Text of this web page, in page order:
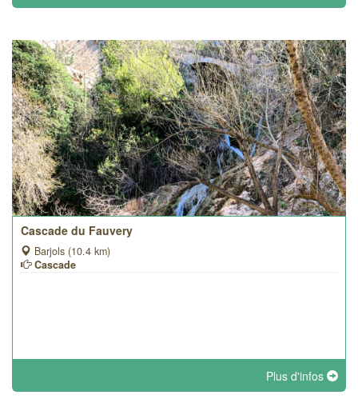
Cascade du Fauvery
Barjols (10.4 km)
Cascade
Plus d'infos